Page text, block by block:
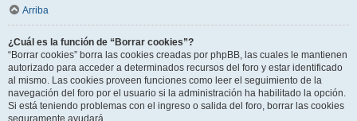
Arriba
¿Cuál es la función de “Borrar cookies”?
“Borrar cookies” borra las cookies creadas por phpBB, las cuales le mantienen
autorizado para acceder a determinados recursos del foro y estar identificado
al mismo. Las cookies proveen funciones como leer el seguimiento de la
navegación del foro por el usuario si la administración ha habilitado la opción.
Si está teniendo problemas con el ingreso o salida del foro, borrar las cookies
seguramente ayudará.